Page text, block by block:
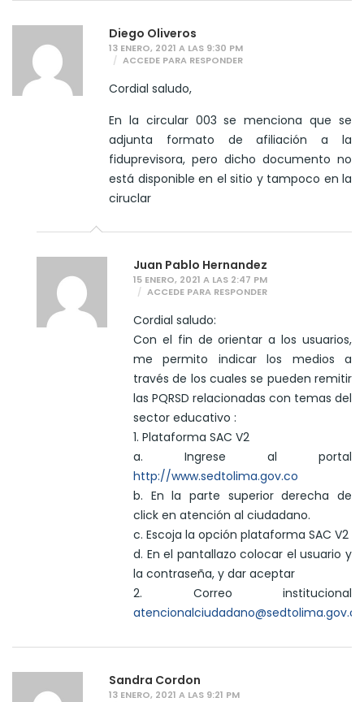
Diego Oliveros
13 ENERO, 2021 A LAS 9:30 PM
ACCEDE PARA RESPONDER
Cordial saludo,
En la circular 003 se menciona que se
adjunta formato de afiliación a la
fiduprevisora, pero dicho documento no
está disponible en el sitio y tampoco en la
ciruclar
Juan Pablo Hernandez
15 ENERO, 2021 A LAS 2:47 PM
ACCEDE PARA RESPONDER
Cordial saludo:
Con el fin de orientar a los usuarios,
me permito indicar los medios a
través de los cuales se pueden remitir
las PQRSD relacionadas con temas del
sector educativo :
1. Plataforma SAC V2
a. Ingrese al portal
http://www.sedtolima.gov.co
b. En la parte superior derecha de
click en atención al ciudadano.
c. Escoja la opción plataforma SAC V2
d. En el pantallazo colocar el usuario y
la contraseña, y dar aceptar
2. Correo institucional
atencionalciudadano@sedtolima.gov.co
Sandra Cordon
13 ENERO, 2021 A LAS 9:21 PM